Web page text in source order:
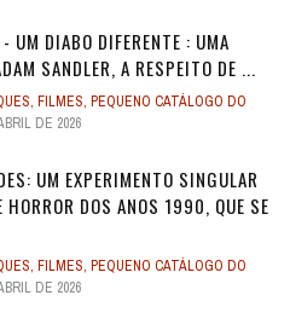
UM DIABO DIFERENTE : UMA
SANDLER, A RESPEITO DE ...
, FILMES, PEQUENO CATÁLOGO DO
DE 2026
UM EXPERIMENTO SINGULAR
HORROR DOS ANOS 1990, QUE SE
, FILMES, PEQUENO CATÁLOGO DO
DE 2026